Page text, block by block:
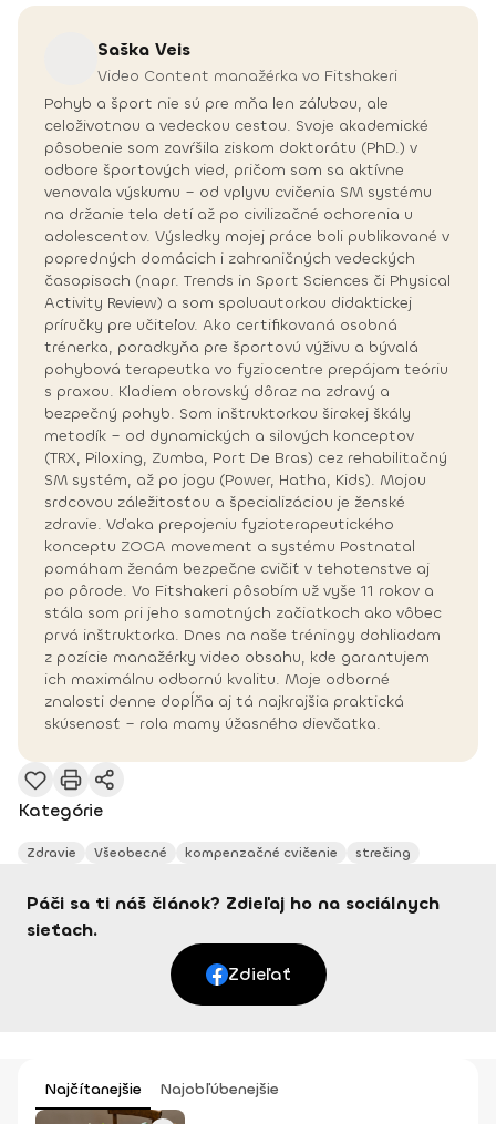
Saška Veis
Video Content manažérka vo Fitshakeri
Pohyb a šport nie sú pre mňa len záľubou, ale
celoživotnou a vedeckou cestou. Svoje akademické
pôsobenie som zavŕšila ziskom doktorátu (PhD.) v
odbore športových vied, pričom som sa aktívne
venovala výskumu – od vplyvu cvičenia SM systému
na držanie tela detí až po civilizačné ochorenia u
adolescentov. Výsledky mojej práce boli publikované v
popredných domácich i zahraničných vedeckých
časopisoch (napr. Trends in Sport Sciences či Physical
Activity Review) a som spoluautorkou didaktickej
príručky pre učiteľov. Ako certifikovaná osobná
trénerka, poradkyňa pre športovú výživu a bývalá
pohybová terapeutka vo fyziocentre prepájam teóriu
s praxou. Kladiem obrovský dôraz na zdravý a
bezpečný pohyb. Som inštruktorkou širokej škály
metodík – od dynamických a silových konceptov
(TRX, Piloxing, Zumba, Port De Bras) cez rehabilitačný
SM systém, až po jogu (Power, Hatha, Kids). Mojou
srdcovou záležitosťou a špecializáciou je ženské
zdravie. Vďaka prepojeniu fyzioterapeutického
konceptu ZOGA movement a systému Postnatal
pomáham ženám bezpečne cvičiť v tehotenstve aj
po pôrode. Vo Fitshakeri pôsobím už vyše 11 rokov a
stála som pri jeho samotných začiatkoch ako vôbec
prvá inštruktorka. Dnes na naše tréningy dohliadam
z pozície manažérky video obsahu, kde garantujem
ich maximálnu odbornú kvalitu. Moje odborné
znalosti denne dopĺňa aj tá najkrajšia praktická
skúsenosť – rola mamy úžasného dievčatka.
Kategórie
Zdravie Všeobecné kompenzačné cvičenie strečing
Páči sa ti náš článok? Zdieľaj ho na sociálnych
sieťach.
Zdieľať
Najčítanejšie Najobľúbenejšie